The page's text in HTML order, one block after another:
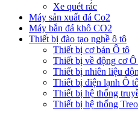
Xe quét rác
Máy sản xuất đá Co2
Máy bắn đá khô CO2
Thiết bị đào tạo nghề ô tô
Thiết bị cơ bản Ô tô
Thiết bị về động cơ
Thiết bị nhiên liệu
Thiết bị điện lạnh Ô
Thiết bị hệ thống
Thiết bị hệ thống